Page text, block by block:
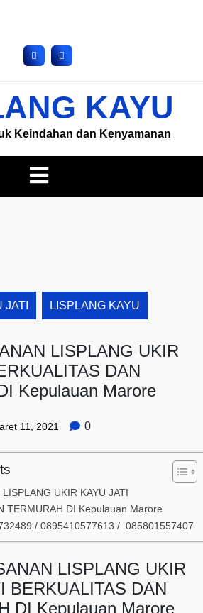
KAYU
Keindahan dan Kenyamanan
JATI LISPLANG KAYU
LISPLANG UKIR
DAN
Kepulauan Marore
11, 2021 0
UKIR KAYU JATI
TERMURAH DI Kepulauan Marore
/ 0895410577613 / 085801557407
LISPLANG UKIR
BERKUALITAS DAN
DI Kepulauan Marore